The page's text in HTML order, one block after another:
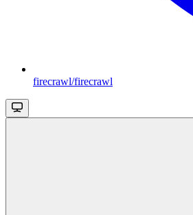
firecrawl/firecrawl